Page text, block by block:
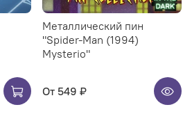
Металлический пин
"Spider-Man (1994)
Mysterio"
От 549 ₽